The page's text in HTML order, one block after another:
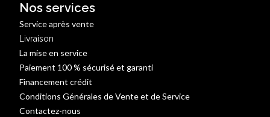
Nos services
Service après vente
Livraison
La mise en service
Paiement 100 % sécurisé et garanti
Financement crédit
Conditions Générales de Vente et de Service
Contactez-nous